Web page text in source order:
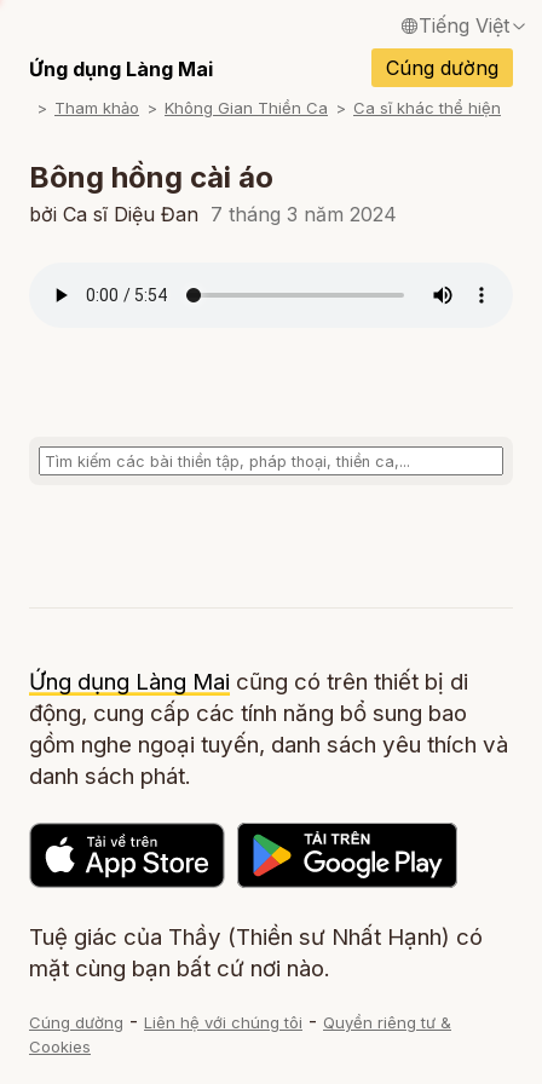
Tiếng Việt
English / Tiếng Anh
Français / Tiếng Pháp
Español / Tiếng Tây Ban Nha
Deutsch / Tiếng Đức
Português / Tiếng Bồ Đào Nha
Ứng dụng Làng Mai Cúng dường
Tham khảo Không Gian Thiền Ca Ca sĩ khác thể hiện
Bông hồng cài áo
bởi Ca sĩ Diệu Đan 7 tháng 3 năm 2024
Ứng dụng Làng Mai cũng có trên thiết bị di
động, cung cấp các tính năng bổ sung bao
gồm nghe ngoại tuyến, danh sách yêu thích và
danh sách phát.
Tuệ giác của Thầy (Thiền sư Nhất Hạnh) có
mặt cùng bạn bất cứ nơi nào.
Cúng dường - Liên hệ với chúng tôi - Quyền riêng tư &
Cookies